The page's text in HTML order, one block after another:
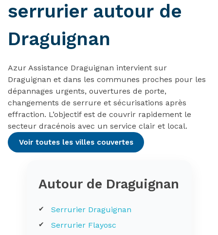
serrurier autour de
Draguignan
Azur Assistance Draguignan intervient sur
Draguignan et dans les communes proches pour les
dépannages urgents, ouvertures de porte,
changements de serrure et sécurisations après
effraction. L’objectif est de couvrir rapidement le
secteur dracénois avec un service clair et local.
Voir toutes les villes couvertes
Autour de Draguignan
Serrurier Draguignan
Serrurier Flayosc